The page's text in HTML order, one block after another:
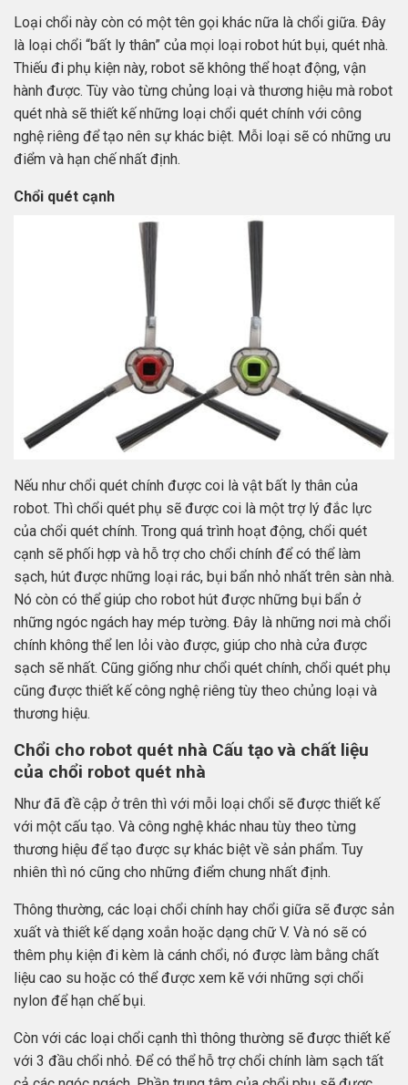
Loại chổi này còn có một tên gọi khác nữa là chổi giữa. Đây
là loại chổi “bất ly thân” của mọi loại robot hút bụi, quét nhà.
Thiếu đi phụ kiện này, robot sẽ không thể hoạt động, vận
hành được. Tùy vào từng chủng loại và thương hiệu mà robot
quét nhà sẽ thiết kế những loại chổi quét chính với công
nghệ riêng để tạo nên sự khác biệt. Mỗi loại sẽ có những ưu
điểm và hạn chế nhất định.
Chổi quét cạnh
Nếu như chổi quét chính được coi là vật bất ly thân của
robot. Thì chổi quét phụ sẽ được coi là một trợ lý đắc lực
của chổi quét chính. Trong quá trình hoạt động, chổi quét
cạnh sẽ phối hợp và hỗ trợ cho chổi chính để có thể làm
sạch, hút được những loại rác, bụi bẩn nhỏ nhất trên sàn nhà.
Nó còn có thể giúp cho robot hút được những bụi bẩn ở
những ngóc ngách hay mép tường. Đây là những nơi mà chổi
chính không thể len lỏi vào được, giúp cho nhà cửa được
sạch sẽ nhất. Cũng giống như chổi quét chính, chổi quét phụ
cũng được thiết kế công nghệ riêng tùy theo chủng loại và
thương hiệu.
Chổi cho robot quét nhà Cấu tạo và chất liệu
của chổi robot quét nhà
Như đã đề cập ở trên thì với mỗi loại chổi sẽ được thiết kế
với một cấu tạo. Và công nghệ khác nhau tùy theo từng
thương hiệu để tạo được sự khác biệt về sản phẩm. Tuy
nhiên thì nó cũng cho những điểm chung nhất định.
Thông thường, các loại chổi chính hay chổi giữa sẽ được sản
xuất và thiết kế dạng xoắn hoặc dạng chữ V. Và nó sẽ có
thêm phụ kiện đi kèm là cánh chổi, nó được làm bằng chất
liệu cao su hoặc có thể được xem kẽ với những sợi chổi
nylon để hạn chế bụi.
Còn với các loại chổi cạnh thì thông thường sẽ được thiết kế
với 3 đầu chổi nhỏ. Để có thể hỗ trợ chổi chính làm sạch tất